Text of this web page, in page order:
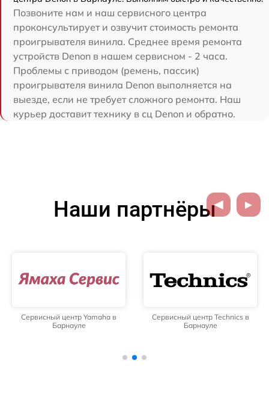
Позвоните нам и наш сервисного центра
проконсультирует и озвучит стоимость ремонта
проигрывателя винила. Среднее время ремонта
устройств Denon в нашем сервисном - 2 часа.
Проблемы с приводом (ремень, пассик)
проигрывателя винила Denon выполняется на
выезде, если не требует сложного ремонта. Наш
курьер доставит технику в сц Denon и обратно.
Наши партнёры
Сервисный центр Yamaha в
Барнауле
Сервисный центр Technics в
Барнауле